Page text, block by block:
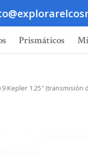
Prismáticos
Kepler 1.25″ (transmisión